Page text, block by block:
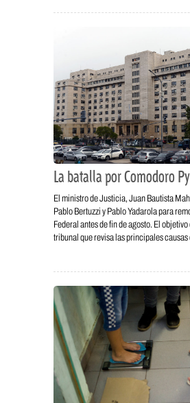
La batalla por Comodoro Py
El ministro de Justicia, Juan Bautista
Pablo Bertuzzi y Pablo Yadarola para
Federal antes de fin de agosto. El objetivo
tribunal que revisa las principales